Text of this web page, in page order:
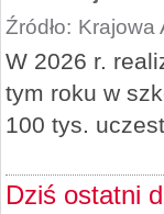
Źródło: Krajowa
W 2026 r.
tym roku w
100 tys.
Dziś ostatni